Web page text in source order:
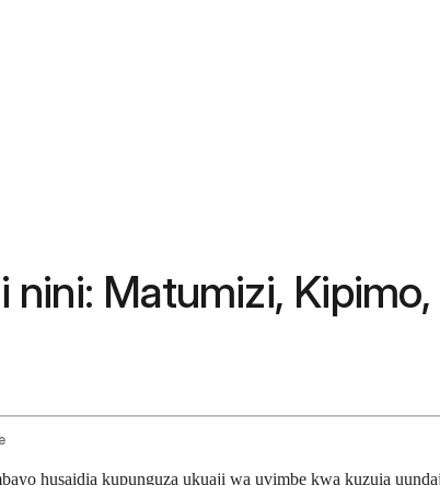
Matumizi,
husaidia kupunguza ukuaji wa uvimbe kwa kuzuia